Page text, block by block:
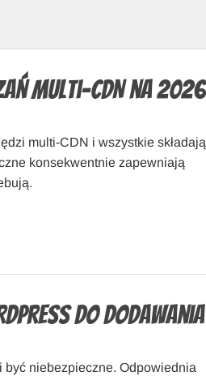
multi-CDN na 2026
multi-CDN i wszystkie składają
konsekwentnie zapewniają
do dodawania
być niebezpieczne. Odpowiednia